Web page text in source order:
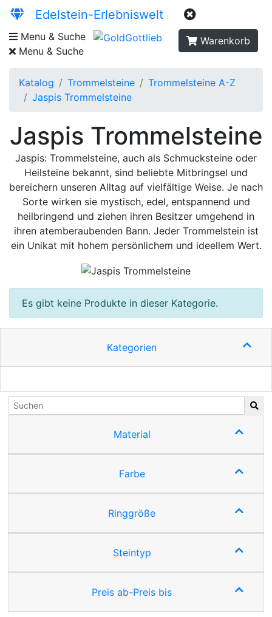
Edelstein-Erlebniswelt
Menu & Suche
Menu & Suche
Warenkorb
Katalog Trommelsteine
Trommelsteine A-Z
Jaspis Trommelsteine
Jaspis Trommelsteine
Jaspis: Trommelsteine, auch als Schmucksteine oder
Heilsteine bekannt, sind beliebte Mitbringsel und
bereichern unseren Alltag auf vielfältige Weise. Je nach
Sorte wirken sie mystisch, edel, entspannend und
heilbringend und ziehen ihren Besitzer umgehend in
ihren atemberaubenden Bann. Jeder Trommelstein ist
ein Unikat mit hohem persönlichem und ideellem Wert.
Es gibt keine Produkte in dieser Kategorie.
Kategorien
Material
Farbe
Ringgröße
Steintyp
Preis ab-Preis bis